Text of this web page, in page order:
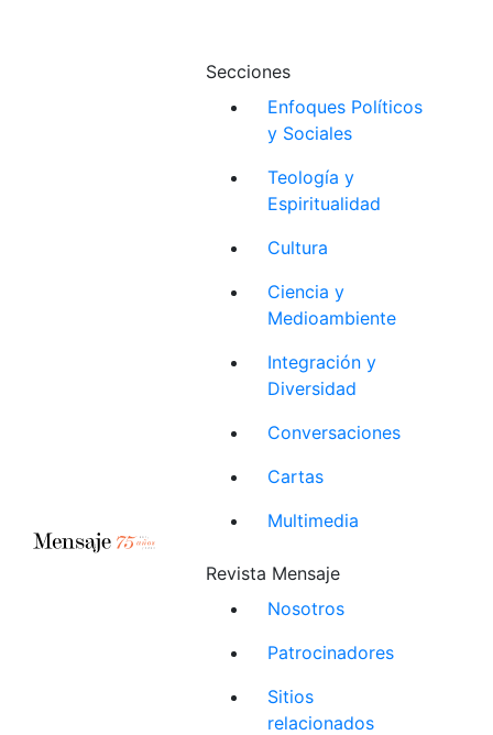
Secciones
Enfoques Políticos
y Sociales
Teología y
Espiritualidad
Cultura
Ciencia y
Medioambiente
Integración y
Diversidad
Conversaciones
Cartas
Multimedia
Revista Mensaje
Nosotros
Patrocinadores
Sitios
relacionados